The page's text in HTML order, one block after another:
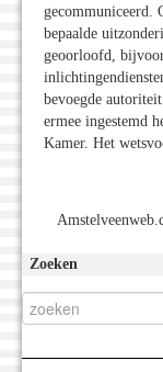
gecommuniceerd.
bepaalde
geoorloofd,
bevoegde
ermee ingestemd
Kamer. Het
Zoeken